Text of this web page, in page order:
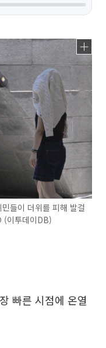
들이 더위를 피해 발걸
(이투데이DB)
빠른 시점에 온열